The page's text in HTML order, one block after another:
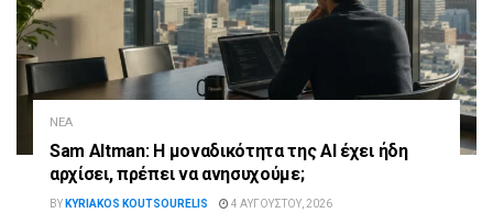
ΝΈΑ
Sam Altman: Η μοναδικότητα της AI έχει ήδη
αρχίσει, πρέπει να ανησυχούμε;
BY KYRIAKOS KOUTSOURELIS 4 ΑΥΓΟΎΣΤΟΥ, 2026